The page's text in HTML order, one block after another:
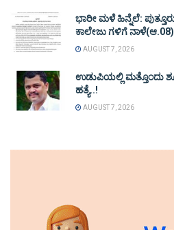
ಭಾರೀ ಮಳೆ ಹಿನ್ನೆಲೆ:
ಕಾಲೇಜು ಗಳಿಗೆ
AUGUST 7, 2026
ಉಡುಪಿಯಲ್ಲಿ ಮತ್ತೊಂದು
ಹತ್ಯೆ..!
AUGUST 7, 2026